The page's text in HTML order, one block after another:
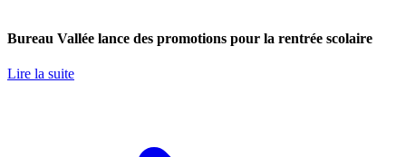
Bureau Vallée lance des promotions pour la rentrée scolaire
Lire la suite